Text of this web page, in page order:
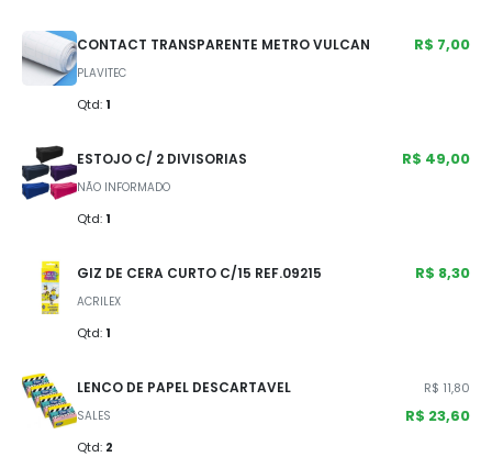
CONTACT TRANSPARENTE METRO VULCAN
PLAVITEC
Qtd: 1
R$ 7,00
ESTOJO C/ 2 DIVISORIAS
NÃO INFORMADO
Qtd: 1
R$ 49,00
GIZ DE CERA CURTO C/15 REF.09215
ACRILEX
Qtd: 1
R$ 8,30
LENCO DE PAPEL DESCARTAVEL
SALES
Qtd: 2
R$ 11,80
R$ 23,60